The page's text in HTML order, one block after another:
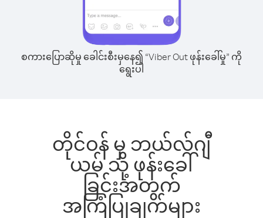
စကားပြောဆိုမှု ခေါင်းစီးမှနေ၍ “Viber Out ဖုန်းခေါ်မှု” ကို
ရွေးပါ
တိုင်ဝန် မှ ဘယ်လ်ဂျီ
ယမ် သို့ ဖုန်းခေါ်
ခြင်းအတွက်
အကြံပြုချက်များ